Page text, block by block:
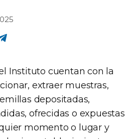
Instituto cuentan con la
extraer muestras,
depositadas,
ofrecidas o expuestas
momento o lugar y